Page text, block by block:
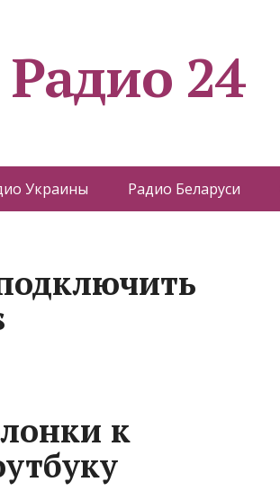
24
Украины Радио Беларуси
к